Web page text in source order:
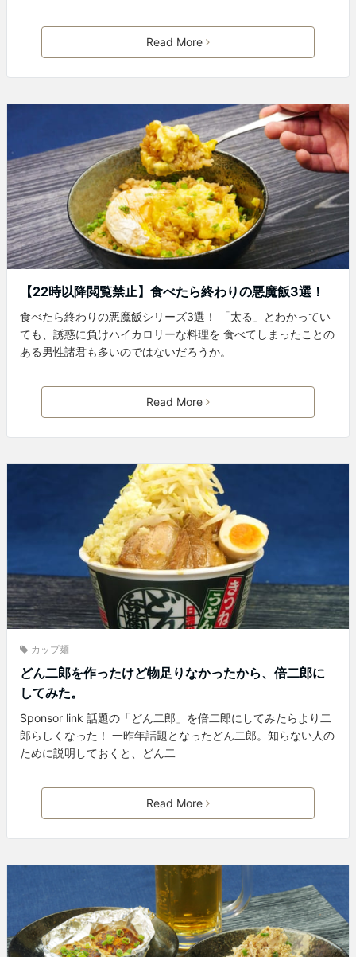
Read More
【22時以降閲覧禁止】食べたら終わりの悪魔飯3選！
食べたら終わりの悪魔飯シリーズ3選！ 「太る」とわかってい
ても、誘惑に負けハイカロリーな料理を 食べてしまったことの
ある男性諸君も多いのではないだろうか。
Read More
カップ麺
どん二郎を作ったけど物足りなかったから、倍二郎に
してみた。
Sponsor link 話題の「どん二郎」を倍二郎にしてみたらより二
郎らしくなった！ 一昨年話題となったどん二郎。知らない人の
ために説明しておくと、どん二
Read More